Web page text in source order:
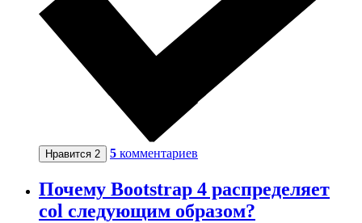
Нравится 2 5 комментариев
Почему Bootstrap 4 распределяет
col следующим образом?